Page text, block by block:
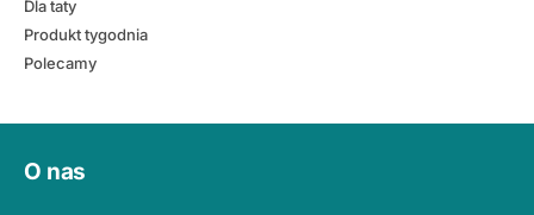
Dla taty
Produkt tygodnia
Polecamy
O nas